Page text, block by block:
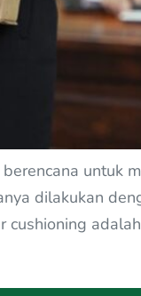
untuk
dilakukan